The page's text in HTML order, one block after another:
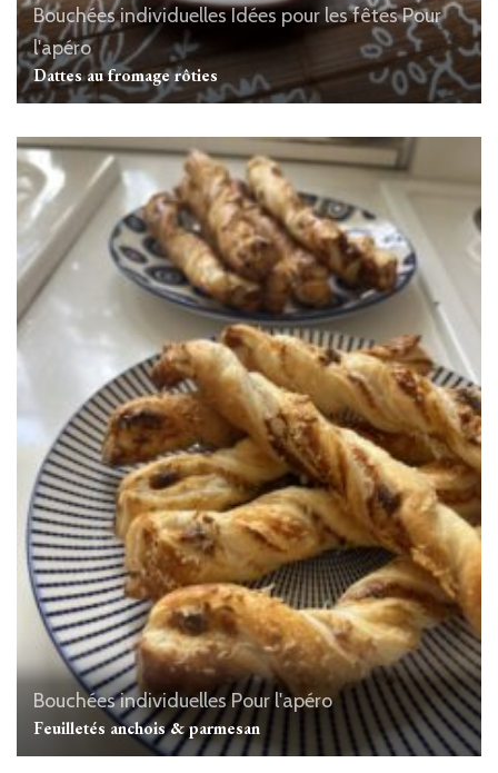
Bouchées individuellesIdées pour les fêtesPour
l'apéro
Dattes au fromage rôties
Bouchées individuellesPour l'apéro
Feuilletés anchois & parmesan